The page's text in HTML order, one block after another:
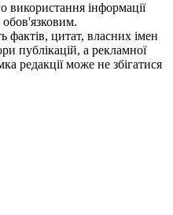
використання iнформацiї
фактів, цитат, власних імен
публікацій, а рекламної
редакцiї може не збiгатися